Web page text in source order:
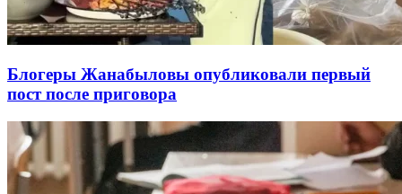
Блогеры Жанабыловы опубликовали первый
пост после приговора